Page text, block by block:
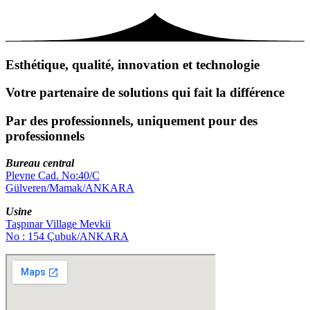
Esthétique, qualité, innovation et technologie
Votre partenaire de solutions qui fait la différence
Par des professionnels, uniquement pour des
professionnels
Bureau central
Plevne Cad. No:40/C
Gülveren/Mamak/ANKARA
Usine
Taşpınar Village Mevkii
No : 154 Çubuk/ANKARA